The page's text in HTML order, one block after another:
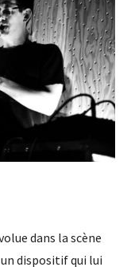
dans la scène
dispositif qui lui